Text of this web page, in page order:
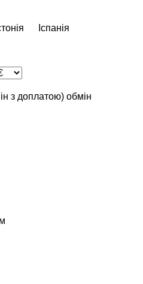
Іспанія
з доплатою) обмін